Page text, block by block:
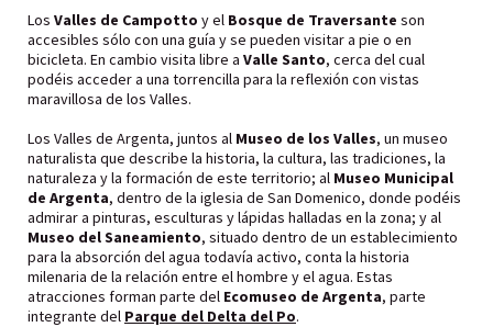
Los Valles de Campotto y el Bosque de Traversante son
accesibles sólo con una guía y se pueden visitar a pie o en
bicicleta. En cambio visita libre a Valle Santo, cerca del cual
podéis acceder a una torrencilla para la reflexión con vistas
maravillosa de los Valles.
Los Valles de Argenta, juntos al Museo de los Valles, un museo
naturalista que describe la historia, la cultura, las tradiciones, la
naturaleza y la formación de este territorio; al Museo Municipal
de Argenta, dentro de la iglesia de San Domenico, donde podéis
admirar a pinturas, esculturas y lápidas halladas en la zona; y al
Museo del Saneamiento, situado dentro de un establecimiento
para la absorción del agua todavía activo, conta la historia
milenaria de la relación entre el hombre y el agua. Estas
atracciones forman parte del Ecomuseo de Argenta, parte
integrante del Parque del Delta del Po.